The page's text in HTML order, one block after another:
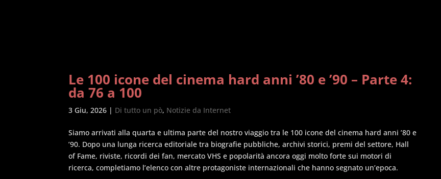
Le 100 icone del cinema hard anni ’80 e ’90 – Parte 4:
da 76 a 100
3 Giu, 2026 | Di tutto un pò, Notizie da Internet
Siamo arrivati alla quarta e ultima parte del nostro viaggio tra le 100 icone del cinema hard anni ’80 e
’90. Dopo una lunga ricerca editoriale tra biografie pubbliche, archivi storici, premi del settore, Hall
of Fame, riviste, ricordi dei fan, mercato VHS e popolarità ancora oggi molto forte sui motori di
ricerca, completiamo l’elenco con altre protagoniste internazionali che hanno segnato un’epoca.